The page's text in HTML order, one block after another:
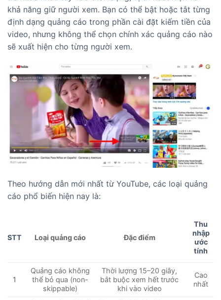
khả năng giữ người xem. Bạn có thể bật hoặc tắt từng
định dạng quảng cáo trong phần cài đặt kiếm tiền của
video, nhưng không thể chọn chính xác quảng cáo nào
sẽ xuất hiện cho từng người xem.
Theo hướng dẫn mới nhất từ YouTube, các loại quảng
cáo phổ biến hiện nay là:
STT Loại quảng cáo Đặc điểm
Thu
nhập
ước
tính
1
Quảng cáo không
thể bỏ qua (non-
skippable)
Thời lượng 15–20 giây,
bắt buộc xem hết trước
khi vào video
Cao
nhất